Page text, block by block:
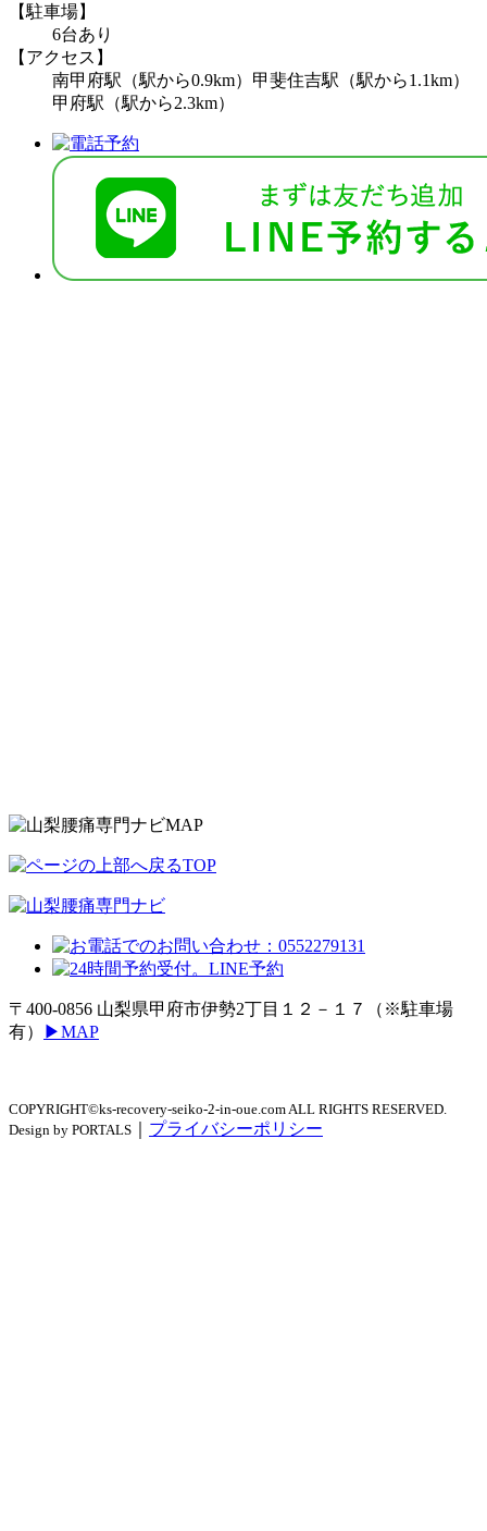
【駐車場】
6台あり
【アクセス】
南甲府駅（駅から0.9km）甲斐住吉駅（駅から1.1km）
甲府駅（駅から2.3km）
TOP
〒400-0856 ⼭梨県甲府市伊勢2丁⽬１２－１７（※駐⾞場
有）
▶MAP
COPYRIGHT©ks-recovery-seiko-2-in-oue.com ALL RIGHTS RESERVED.
Design by PORTALS
プライバシーポリシー